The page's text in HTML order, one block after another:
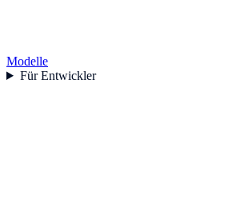
Modelle
Für Entwickler